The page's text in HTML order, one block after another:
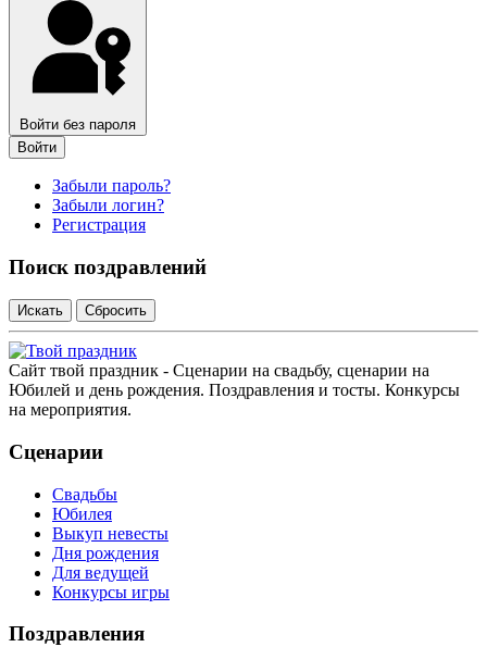
Войти без пароля
Войти
Забыли пароль?
Забыли логин?
Регистрация
Поиск поздравлений
Сайт твой праздник - Сценарии на свадьбу, сценарии на
Юбилей и день рождения. Поздравления и тосты. Конкурсы
на мероприятия.
Сценарии
Свадьбы
Юбилея
Выкуп невесты
Дня рождения
Для ведущей
Конкурсы игры
Поздравления